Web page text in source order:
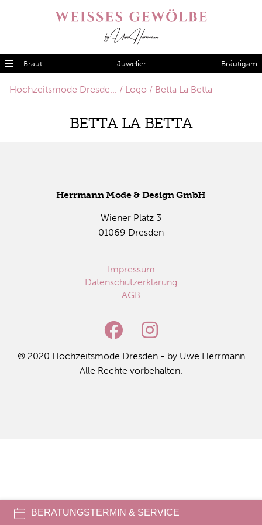
Braut Juwelier Bräutigam
Hochzeitsmode Dresde... Logo Betta La Betta
BET­TA LA BET­TA
Herr­mann Mode & De­sign GmbH
Wie­ner Platz 3
01069 Dres­den
Impressum
Datenschutzerklärung
AGB
© 2020 Hoch­zeits­mo­de Dres­den - by Uwe Herr­mann
Alle Rech­te vor­be­hal­ten.
BERATUNGSTERMIN & SERVICE